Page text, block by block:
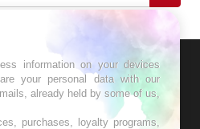
information on your devices
your personal data with our
already held by some of us,
purchases, loyalty programs,